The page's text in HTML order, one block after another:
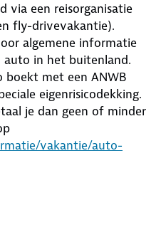
via een reisorganisatie
fly-drivevakantie).
algemene informatie
in het buitenland.
boekt met een ANWB
eigenrisicodekking.
je dan geen of minder
vakantie/auto-